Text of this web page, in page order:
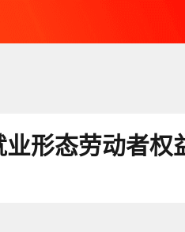
形态劳动者权